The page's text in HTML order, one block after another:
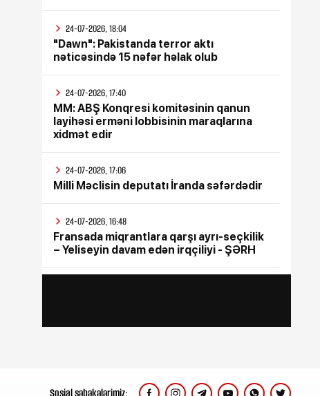
24-07-2026, 18:04
"Dawn": Pakistanda terror aktı
nəticəsində 15 nəfər həlak olub
24-07-2026, 17:40
MM: ABŞ Konqresi komitəsinin qanun
layihəsi erməni lobbisinin maraqlarına
xidmət edir
24-07-2026, 17:06
Milli Məclisin deputatı İranda səfərdədir
24-07-2026, 16:48
Fransada miqrantlara qarşı ayrı-seçkilik
– Yeliseyin davam edən irqçiliyi - ŞƏRH
var
Sosial şəbəkələrimiz: